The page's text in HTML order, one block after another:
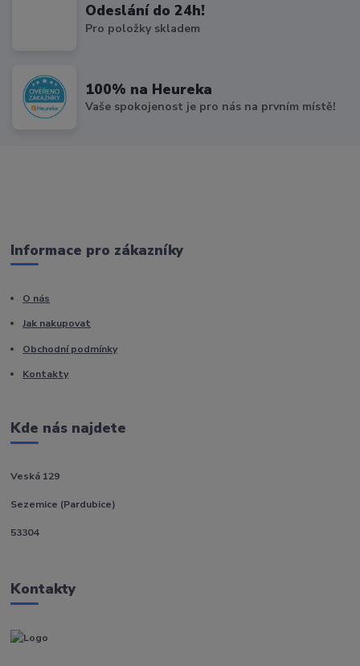
Odeslání do 24h!
Pro položky skladem
100% na Heureka
Vaše spokojenost je pro nás na prvním místě!
Informace pro zákazníky
O nás
Jak nakupovat
Obchodní podmínky
Kontakty
Kde nás najdete
Veská 129
Sezemice (Pardubice)
53304
Kontakty